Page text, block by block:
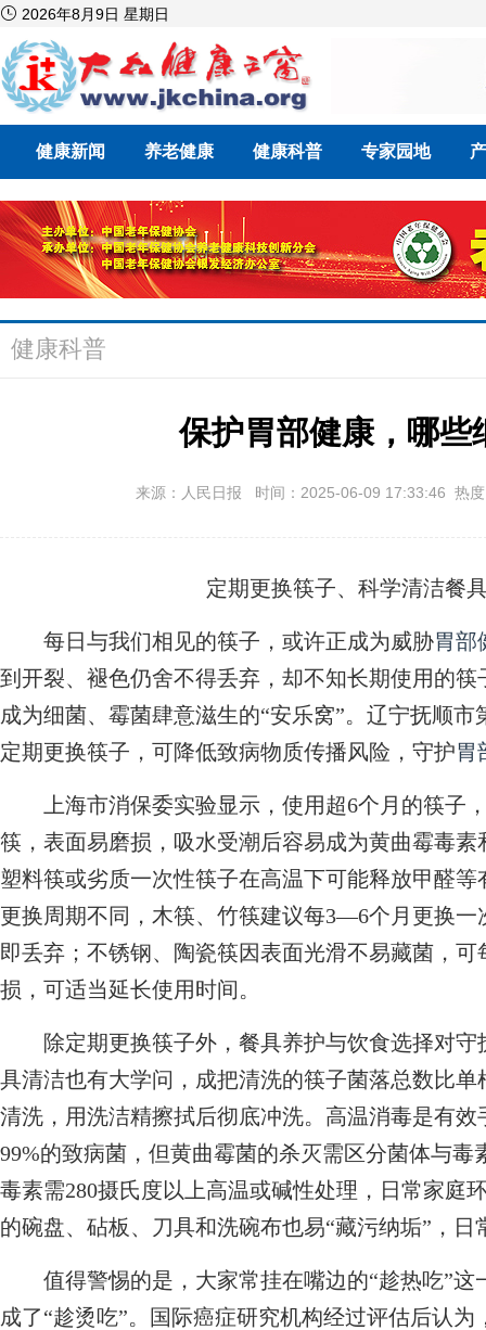
 2026年8月9日 星期日
健康新闻 养老健康 健康科普 专家园地
健康科普
保护胃部健康，哪些
来源：人民日报 时间：2025-06-09 17:33:46 热
定期更换筷子、科学清洁餐
每日与我们相见的筷子，或许正成为威胁胃部
到开裂、褪色仍舍不得丢弃，却不知长期使用的
成为细菌、霉菌肆意滋生的“安乐窝”。辽宁抚顺
定期更换筷子，可降低致病物质传播风险，守护胃
上海市消保委实验显示，使用超6个月的筷子，
筷，表面易磨损，吸水受潮后容易成为黄曲霉毒
塑料筷或劣质一次性筷子在高温下可能释放甲醛
更换周期不同，木筷、竹筷建议每3—6个月更换
即丢弃；不锈钢、陶瓷筷因表面光滑不易藏菌，
损，可适当延长使用时间。
除定期更换筷子外，餐具养护与饮食选择对守
具清洁也有大学问，成把清洗的筷子菌落总数比
清洗，用洗洁精擦拭后彻底冲洗。高温消毒是有
99%的致病菌，但黄曲霉菌的杀灭需区分菌体与
毒素需280摄氏度以上高温或碱性处理，日常家庭
的碗盘、砧板、刀具和洗碗布也易“藏污纳垢”，
值得警惕的是，大家常挂在嘴边的“趁热吃”这
成了“趁烫吃”。国际癌症研究机构经过评估后认